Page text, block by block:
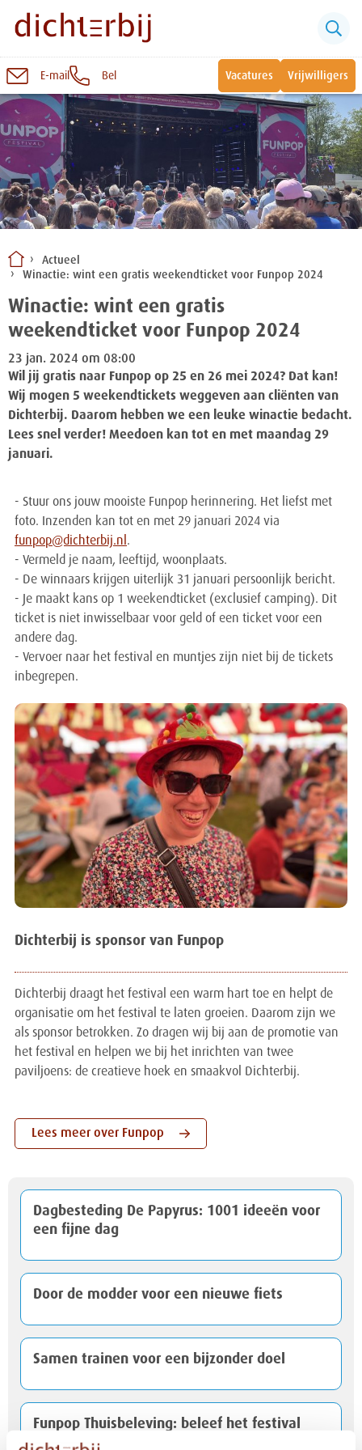
Naar
inhoud
E-mail Bel Vacatures Vrijwilligers
Actueel
Winactie: wint een gratis weekendticket voor Funpop 2024
Dagbesteding De Papyrus: 1001 ideeën voor
een fijne dag
Door de modder voor een nieuwe fiets
Samen trainen voor een bijzonder doel
Funpop Thuisbeleving: beleef het festival
vanuit huis
Winactie: wint een gratis
weekendticket voor Funpop 2024
23 jan. 2024 om 08:00
Wil jij gratis naar Funpop op 25 en 26 mei 2024? Dat kan!
Wij mogen 5 weekendtickets weggeven aan cliënten van
Dichterbij. Daarom hebben we een leuke winactie bedacht.
Lees snel verder! Meedoen kan tot en met maandag 29
januari.
- Stuur ons jouw mooiste Funpop herinnering. Het liefst met
foto. Inzenden kan tot en met 29 januari 2024 via
funpop@dichterbij.nl .
- Vermeld je naam, leeftijd, woonplaats.
- De winnaars krijgen uiterlijk 31 januari persoonlijk bericht.
- Je maakt kans op 1 weekendticket (exclusief camping). Dit
ticket is niet inwisselbaar voor geld of een ticket voor een
andere dag.
- Vervoer naar het festival en muntjes zijn niet bij de tickets
inbegrepen.
Dichterbij is sponsor van Funpop
Dichterbij draagt het festival een warm hart toe en helpt de
organisatie om het festival te laten groeien. Daarom zijn we
als sponsor betrokken. Zo dragen wij bij aan de promotie van
het festival en helpen we bij het inrichten van twee
paviljoens: de creatieve hoek en smaakvol Dichterbij.
Lees meer over Funpop
Sluiten
Snel naar:
Wonen bij Dichterbij
Vrije dagbestedingsplekken